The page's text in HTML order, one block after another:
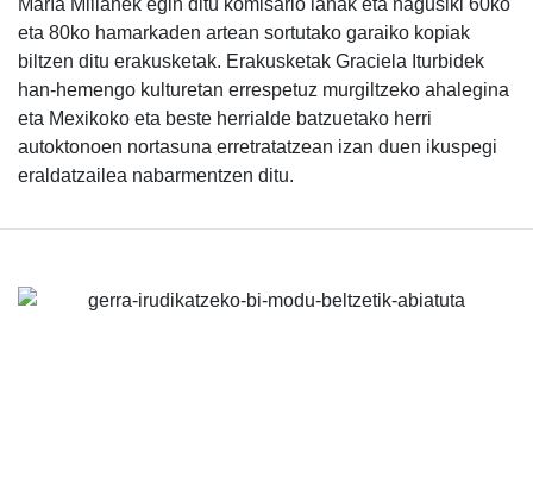
María Millánek egin ditu komisario lanak eta nagusiki 60ko
eta 80ko hamarkaden artean sortutako garaiko kopiak
biltzen ditu erakusketak. Erakusketak Graciela Iturbidek
han-hemengo kulturetan errespetuz murgiltzeko ahalegina
eta Mexikoko eta beste herrialde batzuetako herri
autoktonoen nortasuna erretratatzean izan duen ikuspegi
eraldatzailea nabarmentzen ditu.